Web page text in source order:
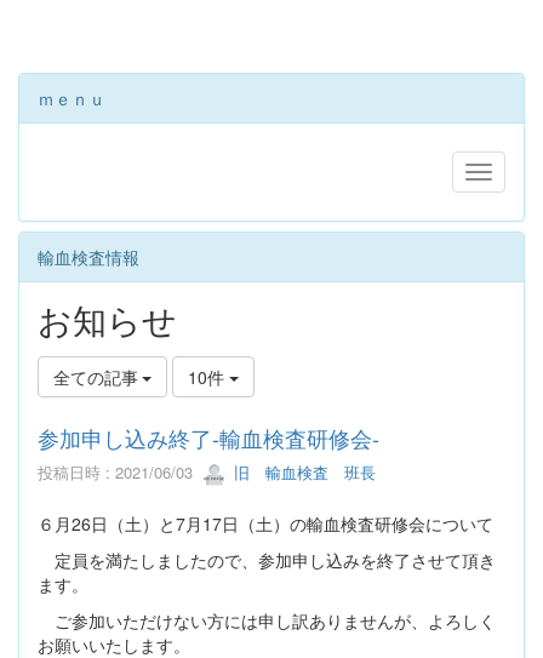
ｍｅｎｕ
輸血検査情報
お知らせ
全ての記事 10件
参加申し込み終了-輸血検査研修会-
投稿日時 : 2021/06/03 旧 輸血検査 班長
６月26日（土）と7月17日（土）の輸血検査研修会について
定員を満たしましたので、参加申し込みを終了させて頂き
ます。
ご参加いただけない方には申し訳ありませんが、よろしく
お願いいたします。